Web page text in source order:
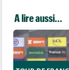
A lire aussi...